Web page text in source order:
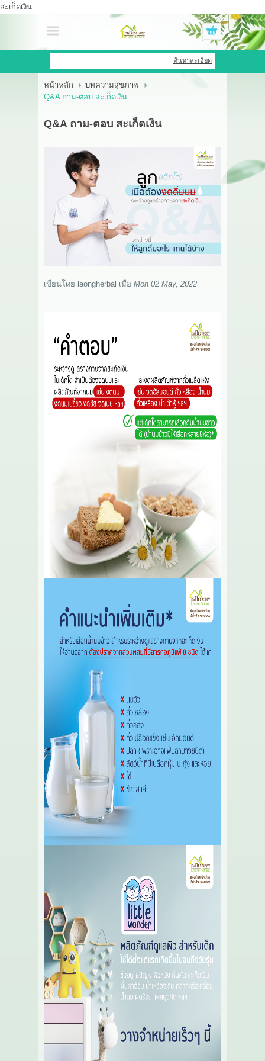
สะเก็ดเงิน
เข้าสู่ระบบ สมัครสมาชิก
สินค้าที่สนใจ( 0 )
หน้าหลัก
HERBBRIGHT WELLNESS
GREEN HOUSE
เกี่ยวกับเรา
ติดต่อเรา
ค้นหาละเอียด
หน้าหลัก
บทความสุขภาพ
Q&A ถาม-ตอบ สะเก็ดเงิน
Q&A ถาม-ตอบ สะเก็ดเงิน
เขียนโดย laongherbal เมื่อ Mon 02 May, 2022